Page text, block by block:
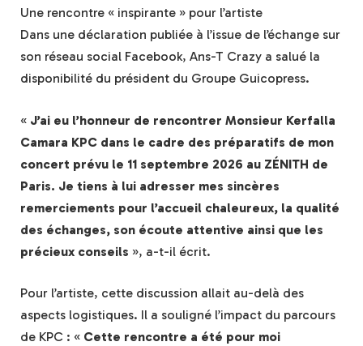
Une rencontre « inspirante » pour l’artiste
Dans une déclaration publiée à l’issue de l’échange sur
son réseau social Facebook, Ans-T Crazy a salué la
disponibilité du président du Groupe Guicopress.
« J’ai eu l’honneur de rencontrer Monsieur Kerfalla
Camara KPC dans le cadre des préparatifs de mon
concert prévu le 11 septembre 2026 au ZÉNITH de
Paris. Je tiens à lui adresser mes sincères
remerciements pour l’accueil chaleureux, la qualité
des échanges, son écoute attentive ainsi que les
précieux conseils », a-t-il écrit.
Pour l’artiste, cette discussion allait au-delà des
aspects logistiques. Il a souligné l’impact du parcours
de KPC : « Cette rencontre a été pour moi